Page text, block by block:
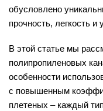
обусловлено
прочность, легкость
В этой статье мы
полипропиленовых
особенности
с повышенным
плетеных – каждый